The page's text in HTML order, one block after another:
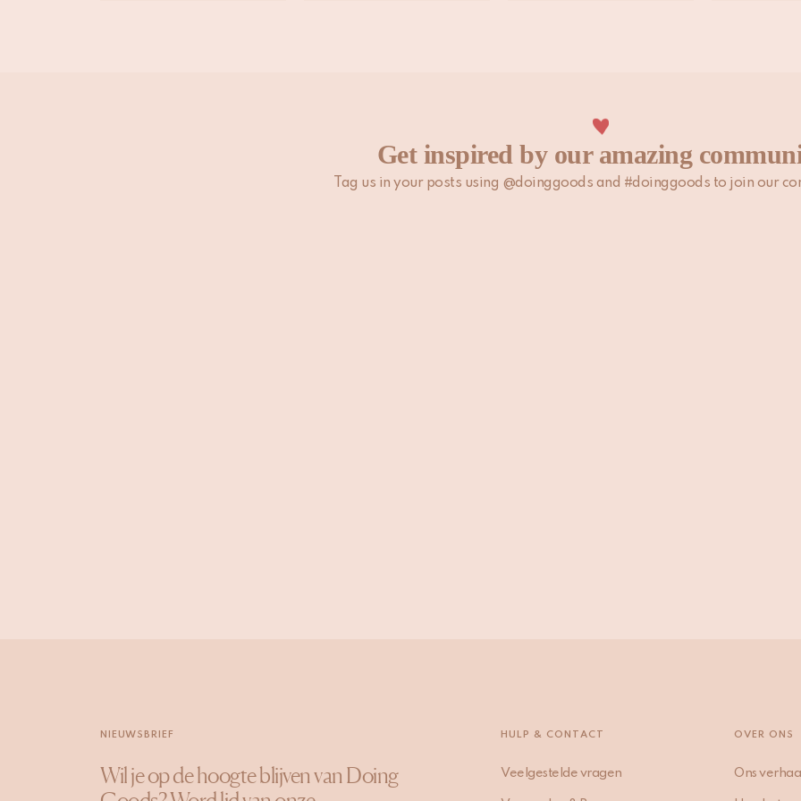
Get inspired by our amazing
Tag us in your posts using @doinggoods and #doinggoods to join our
NIEUWSBRIEF
Wil je op de hoogte blijven van Doing
HULP & CONTACT
Veelgestelde vragen
OVER ONS
Ons verhaal